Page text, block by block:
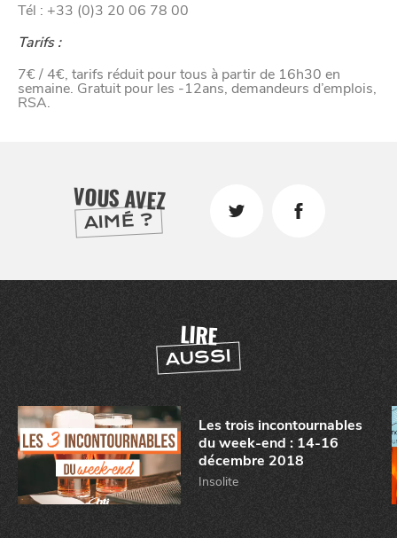
Tél : +33 (0)3 20 06 78 00
Tarifs :
7€ / 4€, tarifs réduit pour tous à partir de 16h30 en
semaine. Gratuit pour les -12ans, demandeurs d’emplois,
RSA.
VOUS AVEZ
AIMÉ ?
LIRE
AUSSI
Les trois incontournables
du week-end : 14-16
décembre 2018
Insolite
CHTITE
CANAILLE